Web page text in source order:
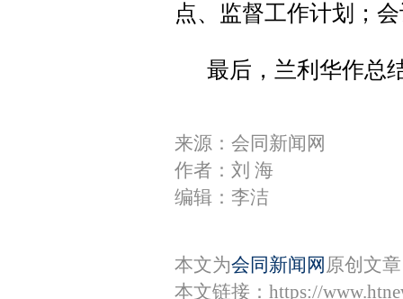
点、监督工作计划；
最后，兰利华作总
来源：会同新闻网
作者：刘 海
编辑：李洁
本文为会同新闻网 原创文
本文链接： https://